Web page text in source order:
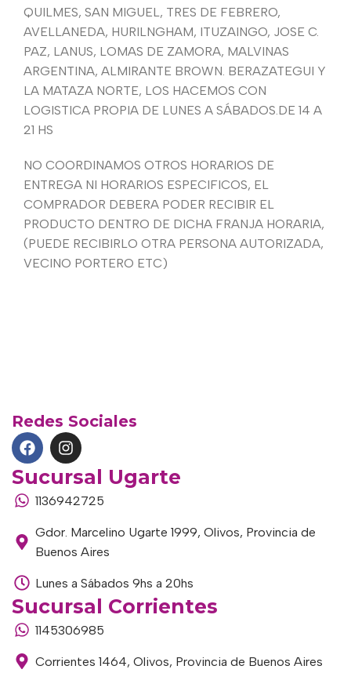
QUILMES, SAN MIGUEL, TRES DE FEBRERO,
AVELLANEDA, HURILNGHAM, ITUZAINGO, JOSE C.
PAZ, LANUS, LOMAS DE ZAMORA, MALVINAS
ARGENTINA, ALMIRANTE BROWN. BERAZATEGUI Y
LA MATAZA NORTE, LOS HACEMOS CON
LOGISTICA PROPIA DE LUNES A SÁBADOS.DE 14 A
21 HS
NO COORDINAMOS OTROS HORARIOS DE
ENTREGA NI HORARIOS ESPECIFICOS, EL
COMPRADOR DEBERA PODER RECIBIR EL
PRODUCTO DENTRO DE DICHA FRANJA HORARIA,
(PUEDE RECIBIRLO OTRA PERSONA AUTORIZADA,
VECINO PORTERO ETC)
Redes Sociales
Sucursal Ugarte
1136942725
Gdor. Marcelino Ugarte 1999, Olivos, Provincia de
Buenos Aires
Lunes a Sábados 9hs a 20hs
Sucursal Corrientes
1145306985
Corrientes 1464, Olivos, Provincia de Buenos Aires